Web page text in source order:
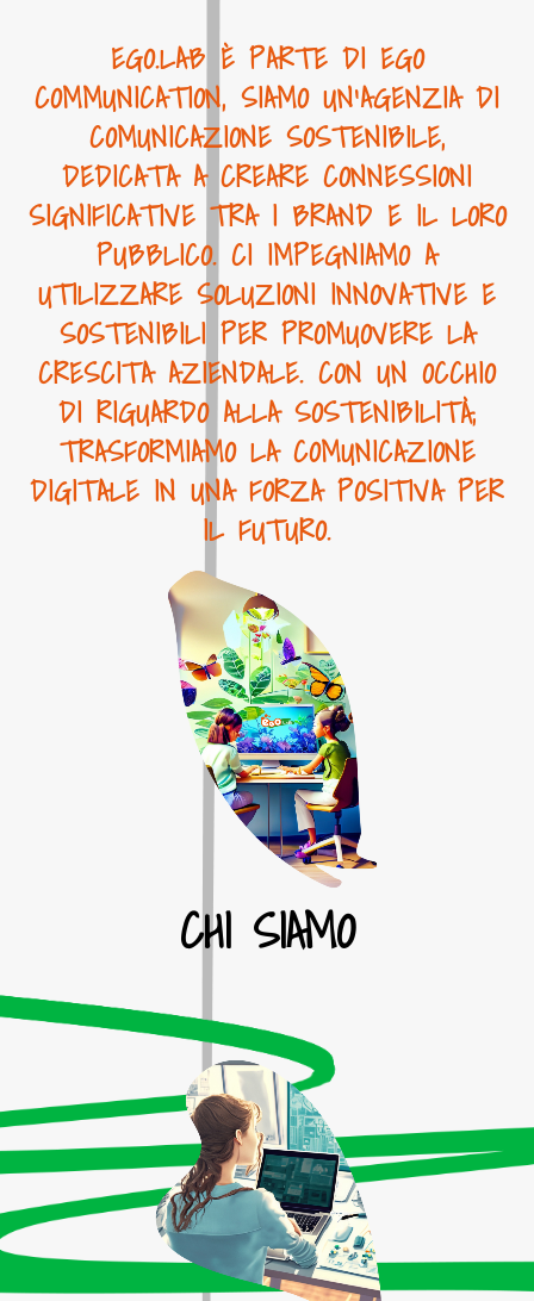
EGO.LAB È PARTE DI EGO
COMMUNICATION, SIAMO UN'AGENZIA DI
COMUNICAZIONE SOSTENIBILE,
DEDICATA A CREARE CONNESSIONI
SIGNIFICATIVE TRA I BRAND E IL LORO
PUBBLICO. CI IMPEGNIAMO A
UTILIZZARE SOLUZIONI INNOVATIVE E
SOSTENIBILI PER PROMUOVERE LA
CRESCITA AZIENDALE. CON UN OCCHIO
DI RIGUARDO ALLA SOSTENIBILITÀ,
TRASFORMIAMO LA COMUNICAZIONE
DIGITALE IN UNA FORZA POSITIVA PER
IL FUTURO.
CHI SIAMO